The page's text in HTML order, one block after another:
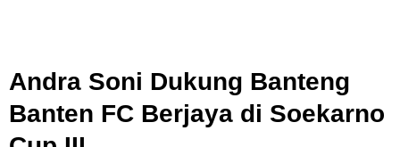
Andra Soni Dukung Banteng
Banten FC Berjaya di Soekarno